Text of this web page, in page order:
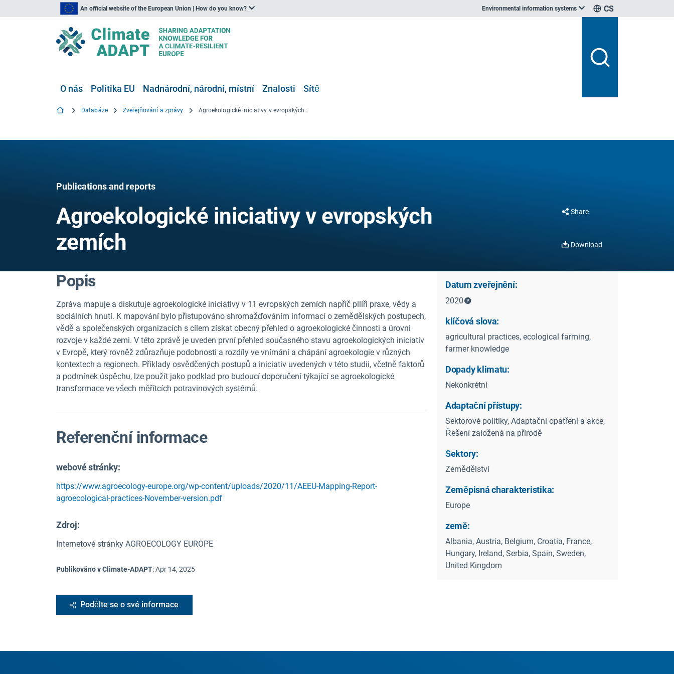
An official website of the European Union | How do you know? Environmental information systems CS
O nás Politika EU Nadnárodní, národní, místní Znalosti Sítě
Databáze Zveřejňování a zprávy Agroekologické iniciativy v evropských zemích
Publications and reports
Agroekologické iniciativy v evropských
zemích
Share
Download
Popis
Zpráva mapuje a diskutuje agroekologické iniciativy v 11 evropských zemích napříč pilíři praxe, vědy a
sociálních hnutí. K mapování bylo přistupováno shromažďováním informací o zemědělských postupech,
vědě a společenských organizacích s cílem získat obecný přehled o agroekologické činnosti a úrovni
rozvoje v každé zemi. V této zprávě je uveden první přehled současného stavu agroekologických iniciativ
v Evropě, který rovněž zdůrazňuje podobnosti a rozdíly ve vnímání a chápání agroekologie v různých
kontextech a regionech. Příklady osvědčených postupů a iniciativ uvedených v této studii, včetně faktorů
a podmínek úspěchu, lze použít jako podklad pro budoucí doporučení týkající se agroekologické
transformace ve všech měřítcích potravinových systémů.
Referenční informace
webové stránky:
https://www.agroecology-europe.org/wp-content/uploads/2020/11/AEEU-Mapping-Report-
agroecological-practices-November-version.pdf
Zdroj:
Internetové stránky AGROECOLOGY EUROPE
Publikováno v Climate-ADAPT:Apr 14, 2025
Podělte se o své informace
Datum zveřejnění:
2020
klíčová slova:
agricultural practices, ecological farming,
farmer knowledge
Dopady klimatu:
Nekonkrétní
Adaptační přístupy:
Sektorové politiky, Adaptační opatření a akce,
Řešení založená na přírodě
Sektory:
Zemědělství
Zeměpisná charakteristika:
Europe
země:
Albania, Austria, Belgium, Croatia, France,
Hungary, Ireland, Serbia, Spain, Sweden,
United Kingdom